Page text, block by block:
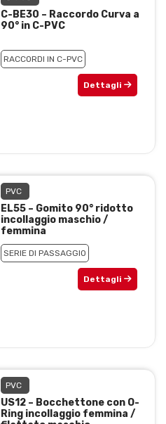
C-BE30 – Raccordo Curva a
90° in C-PVC
RACCORDI IN C-PVC
Dettagli
PVC
EL55 – Gomito 90° ridotto
incollaggio maschio /
femmina
SERIE DI PASSAGGIO
Dettagli
PVC
US12 – Bocchettone con O-
Ring incollaggio femmina /